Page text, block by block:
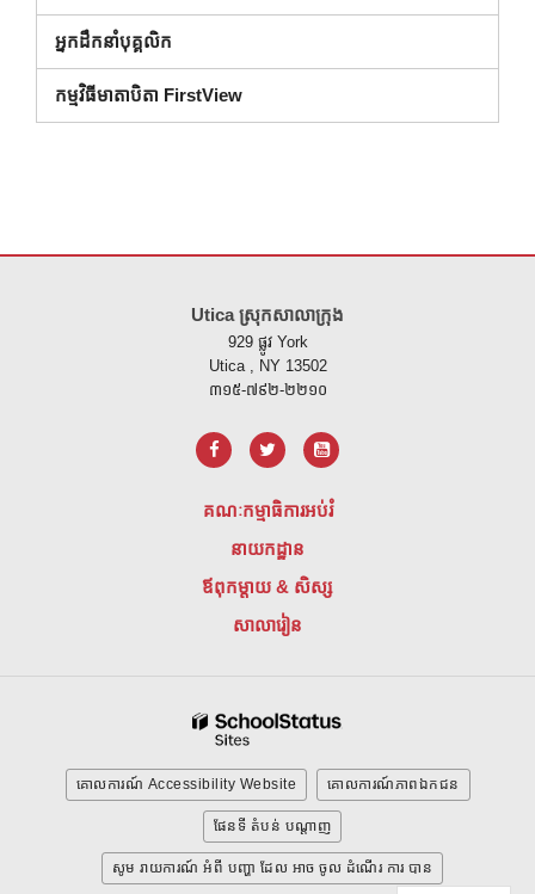
អ្នកដឹកនាំបុគ្គលិក
កម្មវិធីមាតាបិតា FirstView
Utica ស្រុកសាលាក្រុង
929 ផ្លូវ York
Utica , NY 13502
៣១៥-៧៩២-២២១០
គណៈកម្មាធិការអប់រំ
នាយកដ្ឋាន
ឪពុកម្តាយ & សិស្ស
សាលារៀន
គោលការណ៍ Accessibility Website គោលការណ៍ភាពឯកជន
ផែនទី តំបន់ បណ្ដាញ
សូម រាយការណ៍ អំពី បញ្ហា ដែល អាច ចូល ដំណើរ ការ បាន